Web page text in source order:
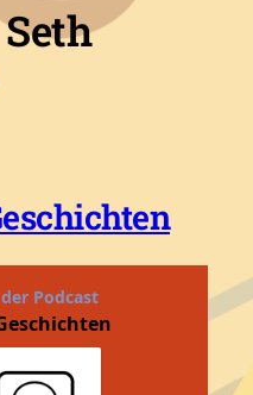
Seth